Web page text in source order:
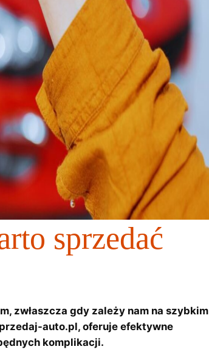
sprzedać
zwłaszcza gdy zależy nam na szybkim
auto.pl, oferuje efektywne
komplikacji.